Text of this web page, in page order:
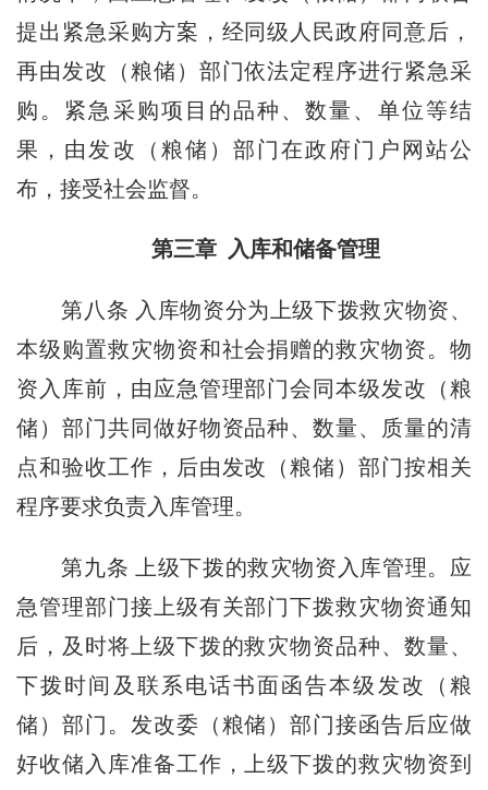
提出紧急采购方案，经同级人民政府同意后，
再由发改（粮储）部门依法定程序进行紧急采
购。紧急采购项目的品种、数量、单位等结
果，由发改（粮储）部门在政府门户网站公
布，接受社会监督。
第三章 入库和储备管理
第八条 入库物资分为上级下拨救灾物资、
本级购置救灾物资和社会捐赠的救灾物资。物
资入库前，由应急管理部门会同本级发改（粮
储）部门共同做好物资品种、数量、质量的清
点和验收工作，后由发改（粮储）部门按相关
程序要求负责入库管理。
第九条 上级下拨的救灾物资入库管理。应
急管理部门接上级有关部门下拨救灾物资通知
后，及时将上级下拨的救灾物资品种、数量、
下拨时间及联系电话书面函告本级发改（粮
储）部门。发改委（粮储）部门接函告后应做
好收储入库准备工作，上级下拨的救灾物资到